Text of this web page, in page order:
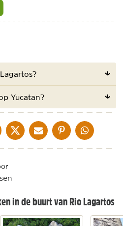
Yucatan?
OP FACEBOOK
DELEN OP XDELEN VIA DE MAIL
DELEN OP PINTEREST
DELEN OP
in de buurt van Rio Lagartos